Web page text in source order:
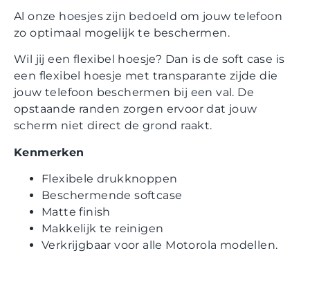
Al onze hoesjes zijn bedoeld om jouw telefoon
zo optimaal mogelijk te beschermen.
Wil jij een flexibel hoesje? Dan is de soft case is
een flexibel hoesje met transparante zijde die
jouw telefoon beschermen bij een val. De
opstaande randen zorgen ervoor dat jouw
scherm niet direct de grond raakt.
Kenmerken
Flexibele drukknoppen
Beschermende softcase
Matte finish
Makkelijk te reinigen
Verkrijgbaar voor alle Motorola modellen.